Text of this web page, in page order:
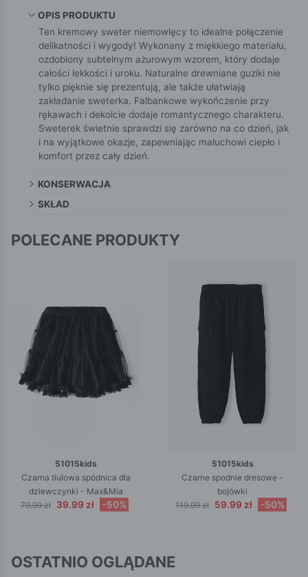
OPIS PRODUKTU
Ten kremowy sweter niemowlęcy to idealne połączenie
delikatności i wygody! Wykonany z miękkiego materiału,
ozdobiony subtelnym ażurowym wzorem, który dodaje
całości lekkości i uroku. Naturalne drewniane guziki nie
tylko pięknie się prezentują, ale także ułatwiają
zakładanie sweterka. Falbankowe wykończenie przy
rękawach i dekolcie dodaje romantycznego charakteru.
Sweterek świetnie sprawdzi się zarówno na co dzień, jak
i na wyjątkowe okazje, zapewniając maluchowi ciepło i
komfort przez cały dzień.
KONSERWACJA
SKŁAD
POLECANE PRODUKTY
51015kids
Czarna tiulowa spódnica dla
dziewczynki - Max&Mia
79.99 zł
39.99 zł -50%
51015kids
Czarne spodnie dresowe -
bojówki
119.99 zł 59.99 zł -50%
OSTATNIO OGLĄDANE